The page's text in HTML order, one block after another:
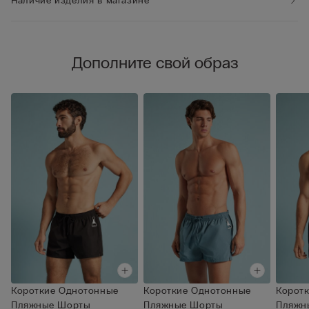
Дополните свой образ
Короткие Однотонные
Пляжные Шорты
Короткие Однотонные
Пляжные Шорты